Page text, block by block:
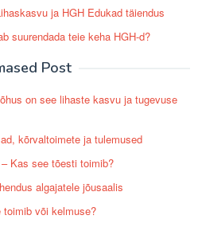
ja HGH Edukad täiendus
suurendada teie keha HGH-d?
Post
on see lihaste kasvu ja tugevuse
kõrvaltoimete ja tulemused
Kas see tõesti toimib?
algajatele jõusaalis
toimib või kelmuse?